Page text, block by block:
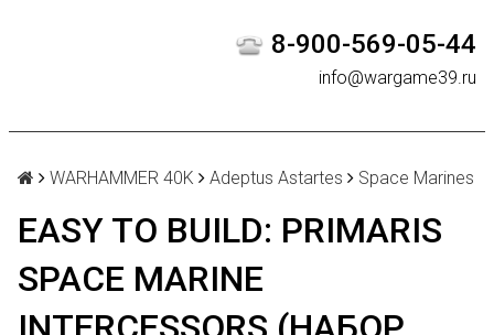
8-900-569-05-44
info@wargame39.ru
WARHAMMER 40K Adeptus Astartes Space Marines
EASY TO BUILD: PRIMARIS
SPACE MARINE